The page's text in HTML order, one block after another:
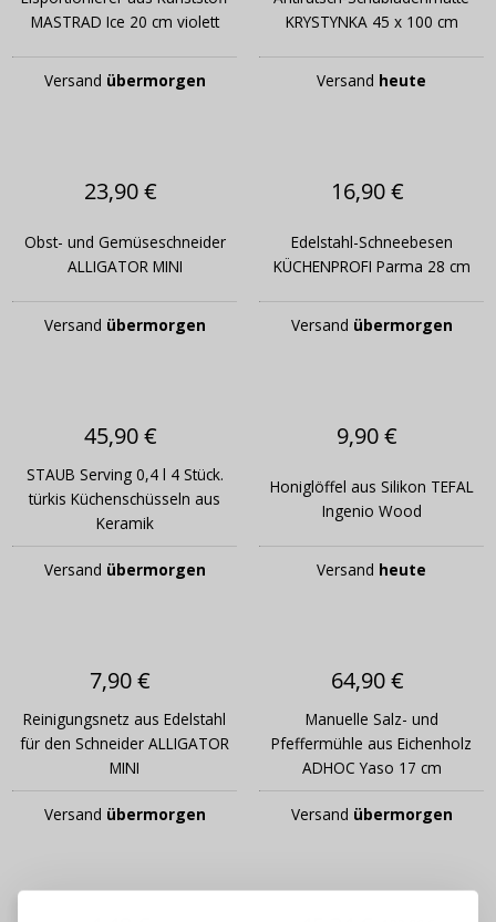
MASTRAD Ice 20 cm violett
Versand übermorgen
KRYSTYNKA 45 x 100 cm
Versand heute
23,90 €
Obst- und Gemüseschneider
ALLIGATOR MINI
Versand übermorgen
16,90 €
Edelstahl-Schneebesen
KÜCHENPROFI Parma 28 cm
Versand übermorgen
45,90 €
STAUB Serving 0,4 l 4 Stück.
türkis Küchenschüsseln aus
Keramik
Versand übermorgen
9,90 €
Honiglöffel aus Silikon TEFAL
Ingenio Wood
Versand heute
7,90 €
Reinigungsnetz aus Edelstahl
für den Schneider ALLIGATOR
MINI
Versand übermorgen
64,90 €
Manuelle Salz- und
Pfeffermühle aus Eichenholz
ADHOC Yaso 17 cm
Versand übermorgen